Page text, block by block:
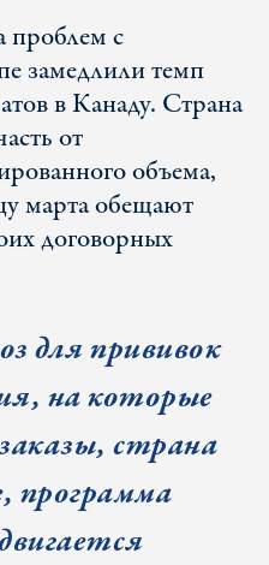
проблем с
замедлили темп
в Канаду. Страна
от
объема,
марта обещают
договорных
для прививок
на которые
страна
программа